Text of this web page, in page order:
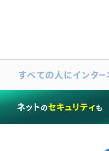
©GMO Pepabo,